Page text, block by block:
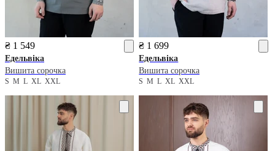
₴ 1 549
Едельвіка
Вишита сорочка
S M L XL XXL
₴ 1 699
Едельвіка
Вишита сорочка
SMLXLXXL